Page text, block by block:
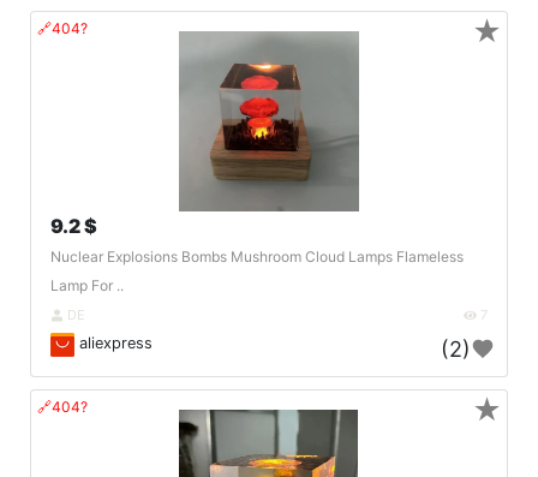
🔗404?
9.2 $
Nuclear Explosions Bombs Mushroom Cloud Lamps Flameless
Lamp For ..
DE 7
aliexpress (2)
★
🔗404? ★